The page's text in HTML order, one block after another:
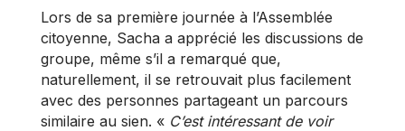
Lors de sa première journée à l’Assemblée
citoyenne, Sacha a apprécié les discussions de
groupe, même s’il a remarqué que,
naturellement, il se retrouvait plus facilement
avec des personnes partageant un parcours
similaire au sien. « C’est intéressant de voir